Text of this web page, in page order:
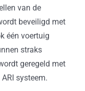
van de
beveiligd met
één voertuig
straks
geregeld met
systeem.